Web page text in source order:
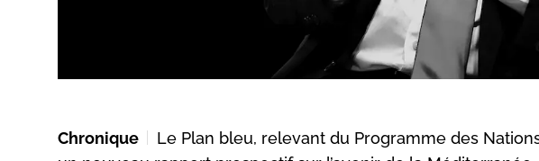
Chronique
Le Plan bleu, relevant du Programme des